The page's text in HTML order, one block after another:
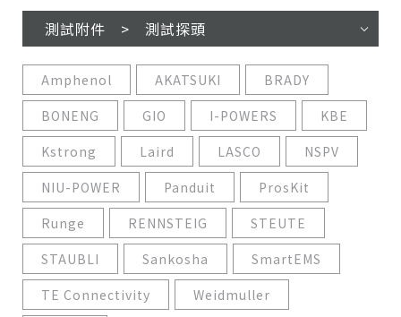
測試附件 > 測試探頭
Amphenol AKATSUKI
BRADY
BONENG
GIO I-POWERS
KBE
Kstrong
Laird LASCO
NSPV
NIU-POWER
Panduit
ProsKit
Runge
RENNSTEIG
STEUTE
STAUBLI
Sankosha
SmartEMS
TE Connectivity
Weidmuller